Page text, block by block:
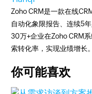
Zoho CRM是一款在线
自动化象限报告、连续5
30万+企业在Zoho CRM
索转化率，实现业绩增长。
你可能喜欢